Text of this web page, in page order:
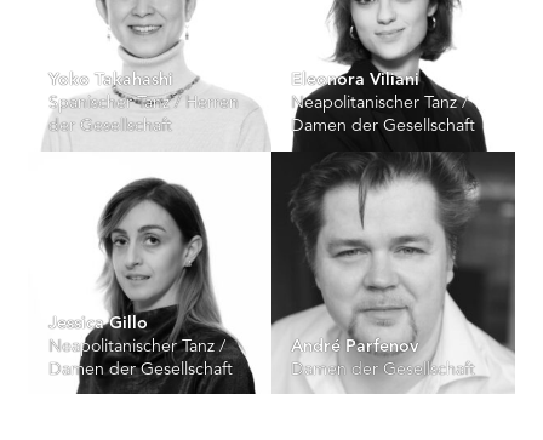
Yoko Takahashi
Spanischer Tanz / Herren
der Gesellschaft
Eleonora Viliani
Neapolitanischer Tanz /
Damen der Gesellschaft
Jessica Gillo
Neapolitanischer Tanz /
Damen der Gesellschaft
André Parfenov
Damen der Gesellschaft